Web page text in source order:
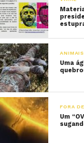
ANIMAIS
Uma
FORA
Um